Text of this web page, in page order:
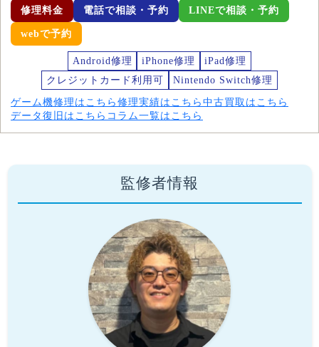
修理料金 電話で相談・予約 LINEで相談・予約
webで予約
Android修理 iPhone修理
iPad修理
クレジットカード利用可
Nintendo Switch修理
ゲーム機修理はこちら 修理実績はこちら 中古買取はこちら
データ復旧はこちら コラム一覧はこちら
監修者情報